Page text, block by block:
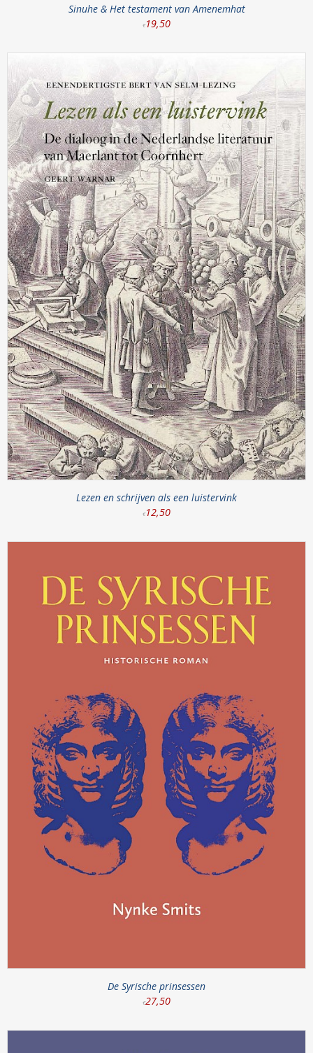
Sinuhe & Het testament van Amenemhat
€19,50
Lezen en schrijven als een luistervink
€12,50
De Syrische prinsessen
€27,50